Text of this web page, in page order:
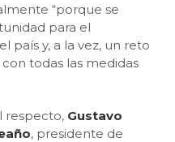
“porque se
para el
país y, a la vez, un reto
todas las medidas
respecto, Gustavo
, presidente de